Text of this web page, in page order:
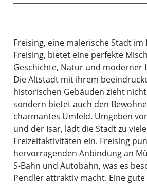
Freising, eine malerische Stadt im
Freising, bietet eine perfekte
Geschichte, Natur und moderner
Die Altstadt mit ihrem
historischen Gebäuden zieht
sondern bietet auch den
charmantes Umfeld. Umgeben
und der Isar, lädt die Stadt zu
Freizeitaktivitäten ein. Freising
hervorragenden Anbindung an
S-Bahn und Autobahn, was es
Pendler attraktiv macht. Eine